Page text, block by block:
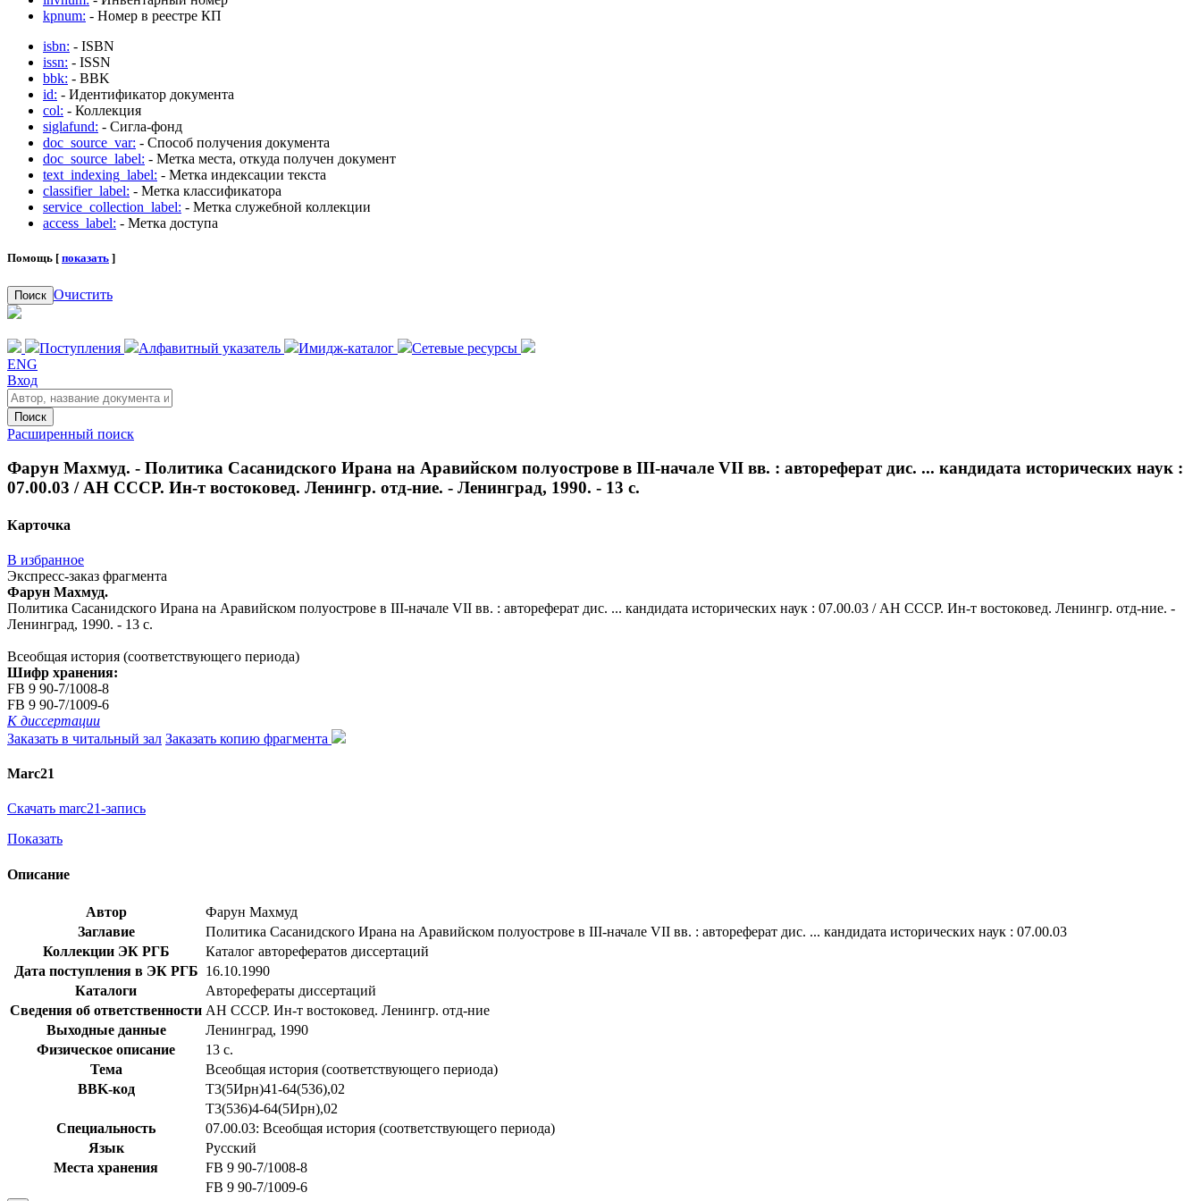
kpnum: - Номер в реестре КП
isbn: - ISBN
issn: - ISSN
bbk: - BBK
id: - Идентификатор документа
col: - Коллекция
siglafund: - Сигла-фонд
doc_source_var: - Способ получения документа
doc_source_label: - Метка места, откуда получен документ
text_indexing_label: - Метка индексации текста
classifier_label: - Метка классификатора
service_collection_label: - Метка служебной коллекции
access_label: - Метка доступа
Помощь [ показать ]
Поиск Очистить
Поступления Алфавитный указатель Имидж-каталог
Сетевые ресурсы
ENG
Вход
Поиск
Расширенный поиск
Фарун Махмуд. - Политика Сасанидского Ирана на Аравийском полуострове в III-начале VII вв. : автореферат дис. ... кандидата исторических наук :
07.00.03 / АН СССР. Ин-т востоковед. Ленингр. отд-ние. - Ленинград, 1990. - 13 с.
Карточка
В избранное
Экспресс-заказ фрагмента
Фарун Махмуд.
Политика Сасанидского Ирана на Аравийском полуострове в III-начале VII вв. : автореферат дис. ... кандидата исторических наук : 07.00.03 / АН СССР. Ин-т востоковед. Ленингр. отд-ние. -
Ленинград, 1990. - 13 с.
Всеобщая история (соответствующего периода)
Шифр хранения:
FB 9 90-7/1008-8
FB 9 90-7/1009-6
К диссертации
Заказать в читальный зал Заказать копию фрагмента
Marc21
Скачать marc21-запись
Показать
Описание
Автор
Фарун Махмуд
Заглавие
Политика Сасанидского Ирана на Аравийском полуострове в III-начале VII вв. : автореферат дис. ... кандидата исторических наук : 07.00.03
Коллекции ЭК РГБ
Каталог авторефератов диссертаций
Дата поступления в ЭК РГБ 16.10.1990
Каталоги
Авторефераты диссертаций
Сведения об ответственности АН СССР. Ин-т востоковед. Ленингр. отд-ние
Выходные данные
Ленинград, 1990
Физическое описание
13 с.
Тема
Всеобщая история (соответствующего периода)
BBK-код
Т3(5Ирн)41-64(536),02
Т3(536)4-64(5Ирн),02
Специальность
07.00.03: Всеобщая история (соответствующего периода)
Язык
Русский
Места хранения
FB 9 90-7/1008-8
FB 9 90-7/1009-6